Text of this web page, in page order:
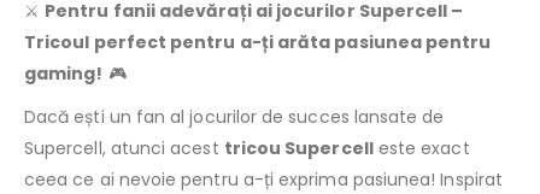
⚔️ Pentru fanii adevărați ai jocurilor Supercell –
Tricoul perfect pentru a-ți arăta pasiunea pentru
gaming! 🎮
Dacă ești un fan al jocurilor de succes lansate de
Supercell, atunci acest tricou Supercelleste exact
ceea ce ai nevoie pentru a-ți exprima pasiunea! Inspirat